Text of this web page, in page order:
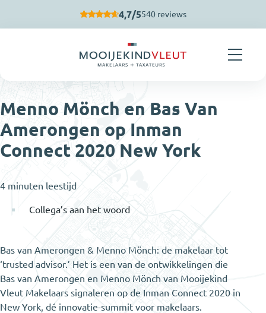
4,7/5540 reviews
Menno Mönch en Bas Van
Amerongen op Inman
Connect 2020 New York
4 minuten leestijd
Collega’s aan het woord
Bas van Amerongen & Menno Mönch: de makelaar tot
‘trusted advisor.’ Het is een van de ontwikkelingen die
Bas van Amerongen en Menno Mönch van Mooijekind
Vleut Makelaars signaleren op de Inman Connect 2020 in
New York, dé innovatie-summit voor makelaars.